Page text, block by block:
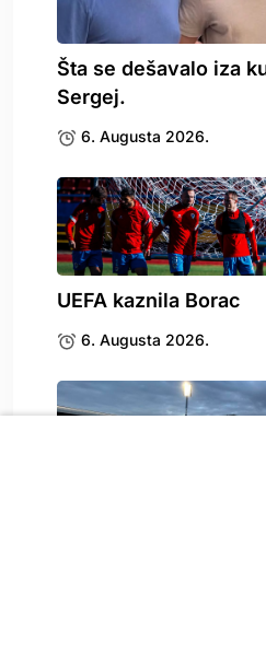
Šta se dešavalo iza
Sergej.
6. Augusta 2026.
UEFA kaznila Borac
6. Augusta 2026.